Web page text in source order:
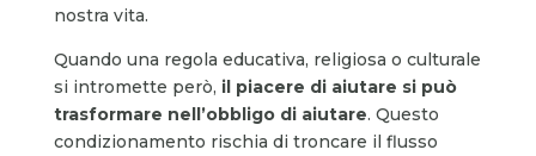
nostra vita.
Quando una regola educativa, religiosa o culturale
si intromette però, il piacere di aiutare si può
trasformare nell’obbligo di aiutare. Questo
condizionamento rischia di troncare il flusso